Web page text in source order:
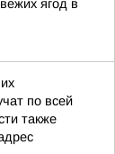
ягод в
по всей
также